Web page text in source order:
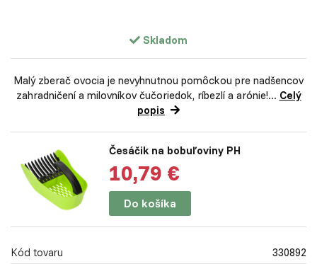
Skladom
Malý zberač ovocia je nevyhnutnou pomôckou pre nadšencov
zahradničení a milovníkov čučoriedok, ríbezlí a arónie!... Celý
popis
Česáčik na bobuľoviny PH
10,79 €
Do košíka
Kód tovaru
330892